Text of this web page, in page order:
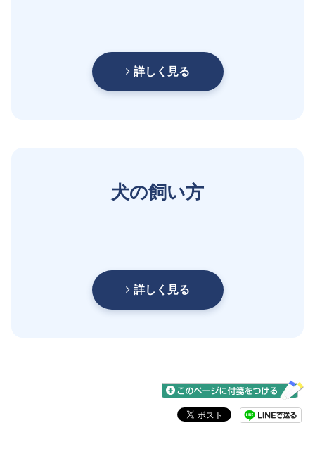
詳しく見る
犬の飼い方
詳しく見る